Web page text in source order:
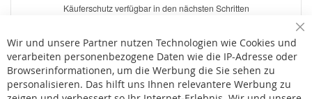
* Bei der Lieferung auf deutsche Inseln wird ein Inselzuschlag von 15,00 € auf die
Versandkosten erhoben.
Wir und unsere Partner nutzen Technologien wie Cookies und
verarbeiten personenbezogene Daten wie die IP-Adresse oder
Browserinformationen, um die Werbung die Sie sehen zu
personalisieren. Das hilft uns Ihnen relevantere Werbung zu